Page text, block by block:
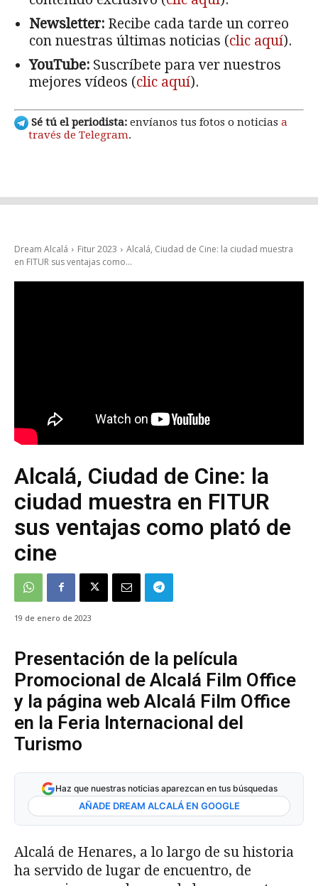
Newsletter: Recibe cada tarde un correo
con nuestras últimas noticias (clic aquí).
YouTube: Suscríbete para ver nuestros
mejores vídeos (clic aquí).
Sé tú el periodista: envíanos tus fotos o noticias a
través de Telegram.